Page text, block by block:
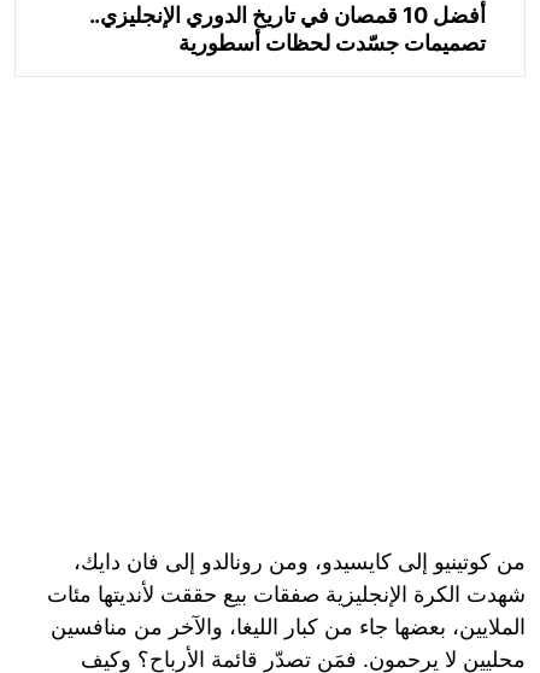
أفضل 10 قمصان في تاريخ الدوري الإنجليزي..
تصميمات جسّدت لحظات أسطورية
من كوتينيو إلى كايسيدو، ومن رونالدو إلى فان دايك،
شهدت الكرة الإنجليزية صفقات بيع حققت لأنديتها مئات
الملايين، بعضها جاء من كبار الليغا، والآخر من منافسين
محليين لا يرحمون. فمَن تصدّر قائمة الأرباح؟ وكيف